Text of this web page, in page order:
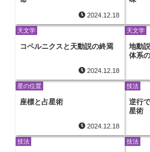
2024.12.18
天文学
コペルニクスと天動説の終焉
2024.12.18
天文学
地動
体系
星の位置
座標と占星術
2024.12.18
技法
逆行
星術
技法 技法